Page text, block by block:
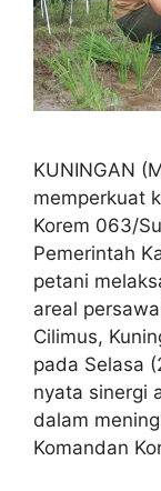
KUNINGAN
memperkuat
Korem 063/
Pemerintah
petani
areal
Cilimus,
pada Selasa
nyata sinergi
dalam
Komandan